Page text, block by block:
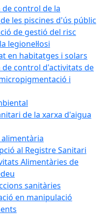
control de la
les piscines d'ús públic
de gestió del risc
legionel·losi
en habitatges i solars
de control d'activitats de
i
de la xarxa d'aigua
al Registre Sanitari
Alimentàries de
sanitàries
en manipulació